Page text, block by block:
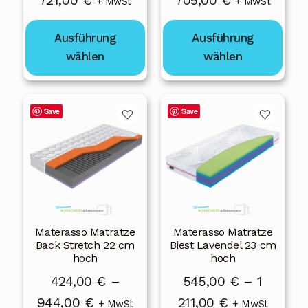
324,00 €
bis
721,00 €
Ausführung
wählen
Produktseite
gewählt
werden
317,00 €
bis
705,00 €
Ausführung
wählen
Produktseite
gewählt
werden
Save
Materasso Matratze
Back Stretch 22 cm
hoch
424,00 € –
944,00 €Preisspanne:
+ MwSt
Dieses
Produkt
mehrere
Varianten
Optionen
können
Save
Materasso Matratze
Biest Lavendel 23 cm
hoch
545,00 € – 1
211,00 €Preisspanne:
+ MwSt
Dieses
Produkt
mehrere
Varianten
Optionen
können